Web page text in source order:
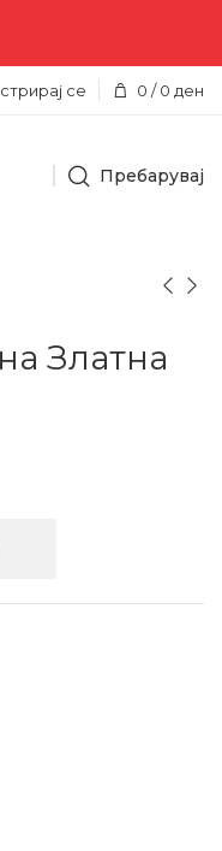
се 0 / 0 ден
Пребарувај
Златна